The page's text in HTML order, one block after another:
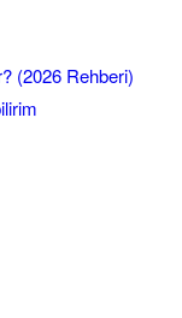
(2026 Rehberi)